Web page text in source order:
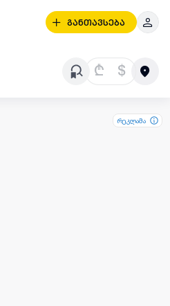
განთავსება
₾ $
რეკლამა